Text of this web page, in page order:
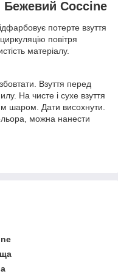
Coccine
потерте взуття
повітря
матеріалу.
Взуття перед
На чисте і сухе взуття
шаром. Дати висохнути.
можна нанести